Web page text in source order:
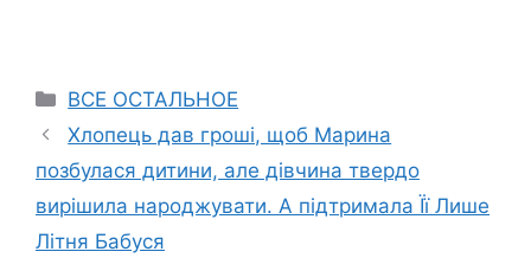
Categories
ВСЕ ОСТАЛЬНОЕ
Хлопець дав гроші, щоб Марина
позбулася дитини, але дівчина твердо
вирішила народжувати. А підтримала Її Лише
Літня Бабуся